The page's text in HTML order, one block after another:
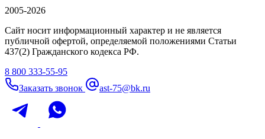
2005-2026
Сайт носит информационный характер и не является
публичной офертой, определяемой положениями Статьи
437(2) Гражданского кодекса РФ.
8 800 333-55-95
Заказать звонок
ast-75@bk.ru